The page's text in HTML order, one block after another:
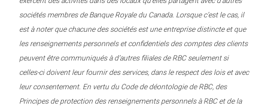
sociétés membres de Banque Royale du Canada. Lorsque c’est le cas, il
est à noter que chacune des sociétés est une entreprise distincte et que
les renseignements personnels et confidentiels des comptes des clients
peuvent être communiqués à d’autres filiales de RBC seulement si
celles-ci doivent leur fournir des services, dans le respect des lois et avec
leur consentement. En vertu du Code de déontologie de RBC, des
Principes de protection des renseignements personnels à RBC et de la